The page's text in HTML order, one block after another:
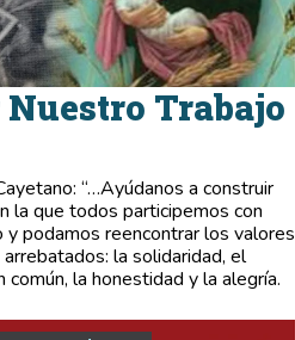
Trabajo
“…Ayúdanos a construir
la que todos participemos con
podamos reencontrar los valores
la solidaridad, el
la honestidad y la alegría.